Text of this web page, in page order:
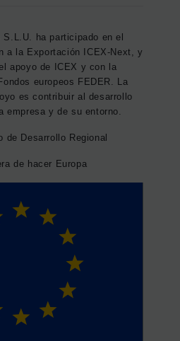
S.L.U. ha participado en el
a la Exportación ICEX-Next, y
apoyo de ICEX y con la
europeos FEDER. La
es contribuir al desarrollo
empresa y de su entorno.
de Desarrollo Regional
de hacer Europa